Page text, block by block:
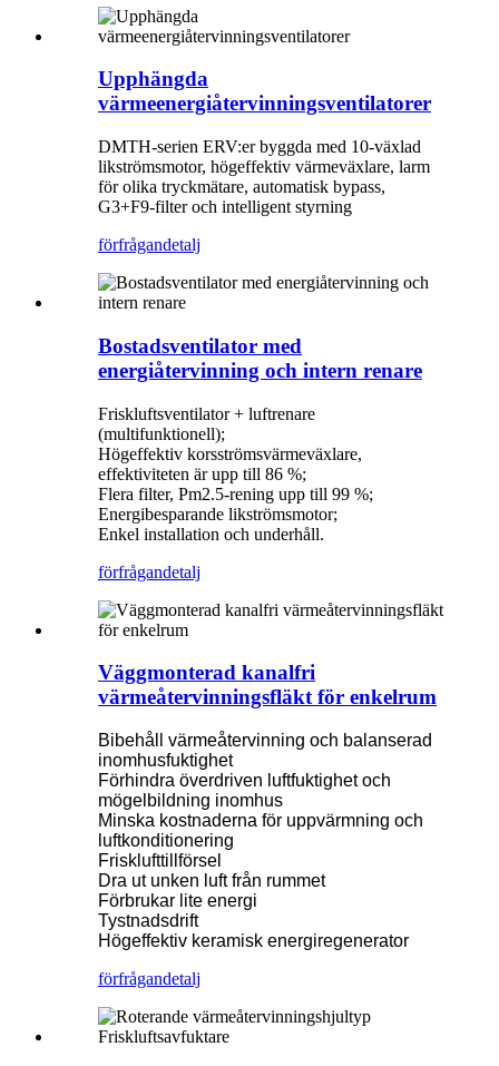
Upphängda
värmeenergiåtervinningsventilatorer
DMTH-serien ERV:er byggda med 10-växlad
likströmsmotor, högeffektiv värmeväxlare, larm
för olika tryckmätare, automatisk bypass,
G3+F9-filter och intelligent styrning
förfrågandetalj
Bostadsventilator med
energiåtervinning och intern renare
Friskluftsventilator + luftrenare
(multifunktionell);
Högeffektiv korsströmsvärmeväxlare,
effektiviteten är upp till 86 %;
Flera filter, Pm2.5-rening upp till 99 %;
Energibesparande likströmsmotor;
Enkel installation och underhåll.
förfrågandetalj
Väggmonterad kanalfri
värmeåtervinningsfläkt för enkelrum
Bibehåll värmeåtervinning och balanserad
inomhusfuktighet
Förhindra överdriven luftfuktighet och
mögelbildning inomhus
Minska kostnaderna för uppvärmning och
luftkonditionering
Frisklufttillförsel
Dra ut unken luft från rummet
Förbrukar lite energi
Tystnadsdrift
Högeffektiv keramisk energiregenerator
förfrågandetalj